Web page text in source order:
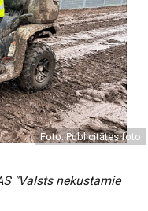
Foto: Publicitātes foto
"Valsts nekustamie